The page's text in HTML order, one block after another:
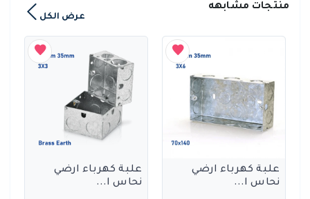
منتجات مشابهه
عرض الكل
علبة كهرباء ارضي
نحاس ا...
علبة كهرباء ارضي
نحاس ا...